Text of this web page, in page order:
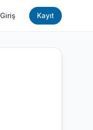
Giriş Kayıt